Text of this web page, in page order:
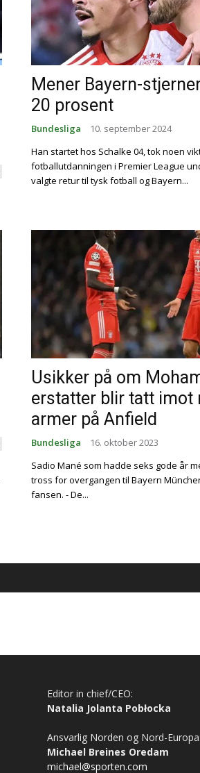
Mener Bayern-
20 prosent
Bundesliga 10. september 2024
Han startet hos Schalke 04, tok noen
fotballutdanningen i Premier League
valgte retur til tysk fotball og Bayern...
Usikker på om
erstatter blir tatt imot
armer på Anfield
Bundesliga 16. oktober 2023
Sadio Mané som hadde seks gode år
tross for overgangen til Bayern
fansen. - De...
Editor in chief/CEO:
Natalia Jolanta Pobłocka
Ansvarlig Norden og Nord-Europa:
Michael Breines Oredam
michael@sporten.com